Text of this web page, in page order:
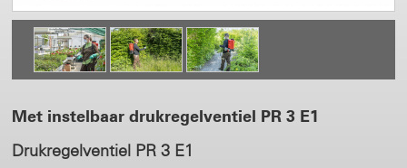
Met instelbaar drukregelventiel PR 3 E1
Drukregelventiel PR 3 E1